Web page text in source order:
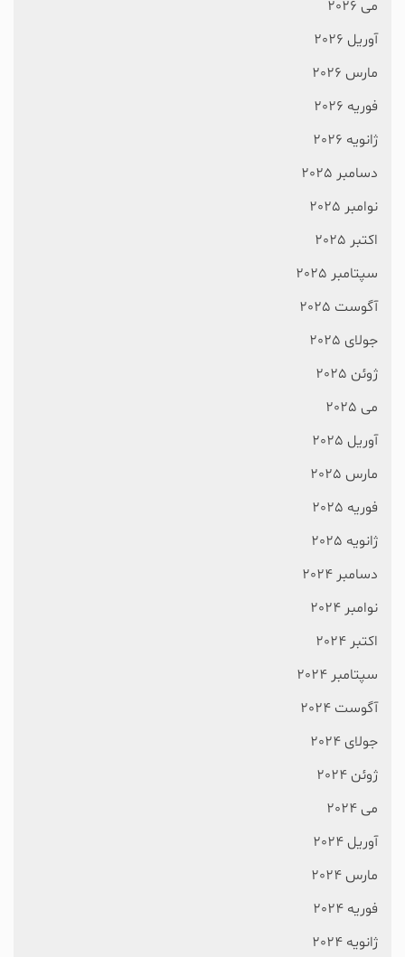
می 2026
آوریل 2026
مارس 2026
فوریه 2026
ژانویه 2026
دسامبر 2025
نوامبر 2025
اکتبر 2025
سپتامبر 2025
آگوست 2025
جولای 2025
ژوئن 2025
می 2025
آوریل 2025
مارس 2025
فوریه 2025
ژانویه 2025
دسامبر 2024
نوامبر 2024
اکتبر 2024
سپتامبر 2024
آگوست 2024
جولای 2024
ژوئن 2024
می 2024
آوریل 2024
مارس 2024
فوریه 2024
ژانویه 2024